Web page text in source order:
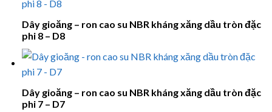
Dây gioăng – ron cao su NBR kháng xăng dầu tròn đặc
phi 8 – D8
Dây gioăng – ron cao su NBR kháng xăng dầu tròn đặc
phi 7 – D7